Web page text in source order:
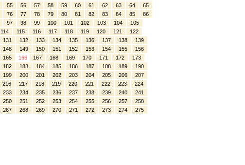
55 56 57 58 59 60 61 62 63 64
65
76 77 78 79 80 81 82 83 84 85
86
97 98 99 100 101 102 103 104
105
114 115 116 117 118 119 120 121
122
131 132 133 134 135 136 137 138
139
148 149 150 151 152 153 154 155
156
165 166 167 168 169 170 171 172
173
182 183 184 185 186 187 188 189
190
199 200 201 202 203 204 205 206
207
216 217 218 219 220 221 222 223
224
233 234 235 236 237 238 239 240
241
250 251 252 253 254 255 256 257
258
267 268 269 270 271 272 273 274
275